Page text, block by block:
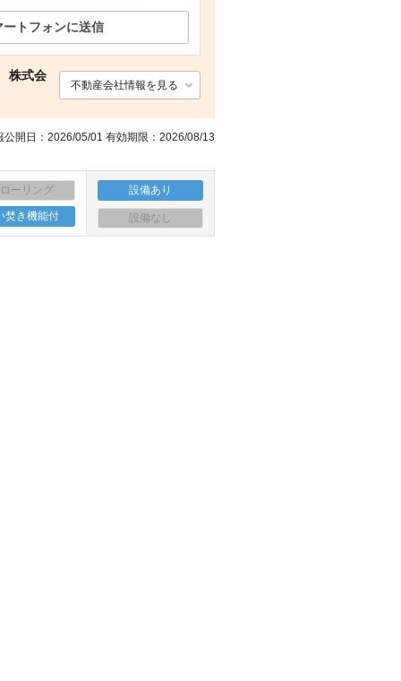
トフォンに送信
株式会
不動産会社情報を見る
公開日：2026/05/01 有効期限：2026/08/13
ーリング
焚き機能付
設備あり
設備なし